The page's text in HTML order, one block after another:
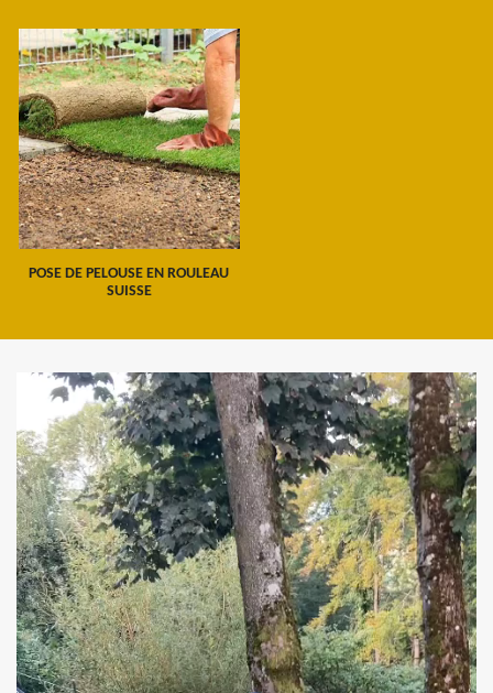
POSE DE PELOUSE EN ROULEAU
SUISSE